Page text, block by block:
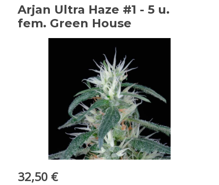
Arjan Ultra Haze #1 - 5 u.
fem. Green House
32,50 €